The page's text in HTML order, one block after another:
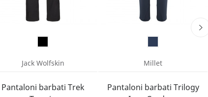
Jack Wolfskin
Pantaloni barbati Trek
Millet
Pantaloni barbati Trilogy